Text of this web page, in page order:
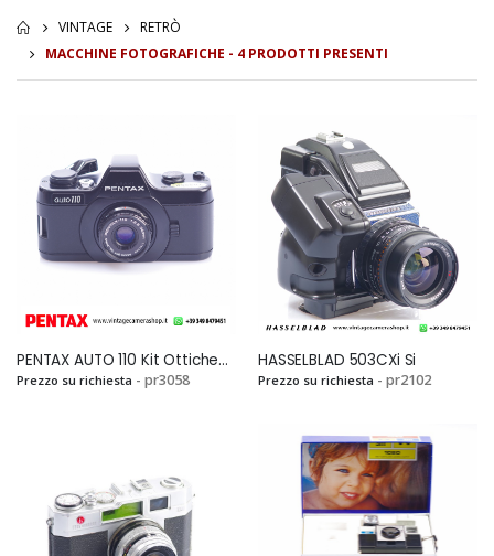
VINTAGE
RETRÒ
MACCHINE FOTOGRAFICHE - 4 PRODOTTI PRESENTI
PENTAX AUTO 110 Kit Ottiche-Accessori-ValigiaSi
Prezzo su richiesta - pr3058
HASSELBLAD 503CXi Si
Prezzo su richiesta - pr2102
imbattuto in questo
fantastico e-
commerce mentre ero
riparazione una Pentax
K 3. Ditta molto seria e
competente, molto
veloci ed onesti. La
consiglio